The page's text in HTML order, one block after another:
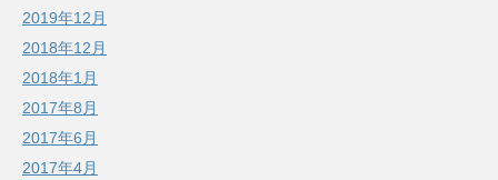
2019年12月
2018年12月
2018年1月
2017年8月
2017年6月
2017年4月